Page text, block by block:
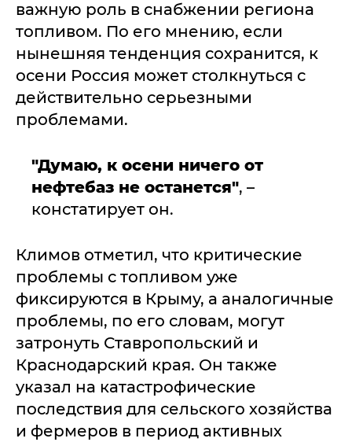
важную роль в снабжении региона
топливом. По его мнению, если
нынешняя тенденция сохранится, к
осени Россия может столкнуться с
действительно серьезными
проблемами.
"Думаю, к осени ничего от
нефтебаз не останется", –
констатирует он.
Климов отметил, что критические
проблемы с топливом уже
фиксируются в Крыму, а аналогичные
проблемы, по его словам, могут
затронуть Ставропольский и
Краснодарский края. Он также
указал на катастрофические
последствия для сельского хозяйства
и фермеров в период активных